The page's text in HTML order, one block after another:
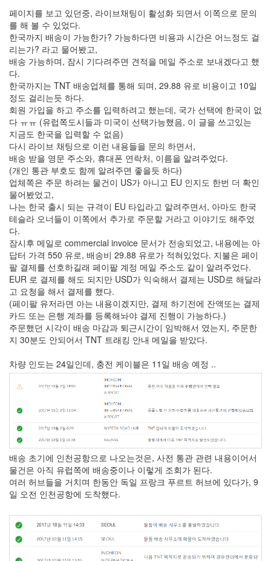
페이지를 보고 있던중, 라이브채팅이 활성화 되면서 이쪽으로 문의
를 해 볼 수 있었다.
한국까지 배송이 가능한가? 가능하다면 비용과 시간은 어느정도 걸
리는가? 라고 물어봤고,
배송 가능하며, 잠시 기다려주면 견적을 메일 주소로 보내겠다고 했
다.
한국까지는 TNT 배송업체를 통해 되며, 29.88 유로 비용이고 10일
정도 걸리는듯 하다.
회원 가입을 하고 주소를 입력하려고 했는데, 국가 선택에 한국이 없
다 ㅠㅠ (유럽쪽도시들과 미국이 선택가능했음, 이 글을 쓰고있는
지금도 한국을 입력할 수 없음)
다시 라이브 채팅으로 이런 내용들을 문의 하면서,
배송 받을 영문 주소와, 휴대폰 연락처, 이름을 알려주었다.
(개인 통관 부호도 함께 알려주면 좋을듯 하다)
업체쪽은 주문 하려는 물건이 US가 아니고 EU 인지도 한번 더 확인
물어봤었고,
나는 한국 출시 되는 규격이 EU 타입라고 알려주면서, 아마도 한국
테슬라 오너들이 이쪽에서 추가로 주문할 거라고 이야기도 해주었
다.
잠시후 메일로 commercial invoice 문서가 전송되었고, 내용에는 아
답터 가격 550 유로, 배송비 29.88 유로가 적혀있었다. 지불은 페이
팔 결제를 선호하길래 페이팔 계정 메일 주소도 같이 알려주었다.
EUR 로 결제를 해도 되지만 USD가 익숙해서 결제는 USD로 해달라
고 요청을 해서 결제를 했다.
(페이팔 유저라면 아는 내용이겠지만, 결제 하기전에 잔액또는 결제
카드 또는 은행 계좌를 등록해놔야 결제 진행이 가능하다.)
주문했던 시각이 배송 마감과 퇴근시간이 임박해서 였는지, 주문한
지 30분도 안되어서 TNT 트래킹 안내 메일을 받았다.
차량 인도는 24일인데, 충전 케이블은 11일 배송 예정 ..
배송 초기에 인천공항으로 나오는것은, 사전 통관 관련 내용이어서
물건은 아직 유럽쪽에 배송중이나 이렇게 조회가 된다.
여러 허브들을 거치며 한동안 독일 프랑크 푸르트 허브에 있다가, 9
일 오전 인천공항에 도착했다.